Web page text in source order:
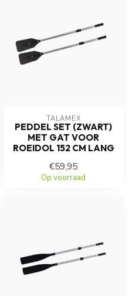
TALAMEX
PEDDEL SET (ZWART)
MET GAT VOOR
ROEIDOL 152 CM LANG
€59,95
Op voorraad